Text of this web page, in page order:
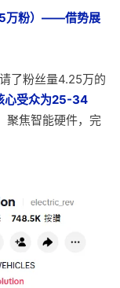
万粉）——借势展
了粉丝量4.25万的
心受众为25-34
聚焦智能硬件，完